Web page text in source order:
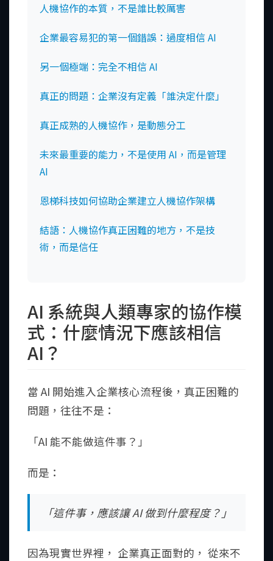
人機協作的本質，不是誰比較厲害
企業最容易犯的第一個錯誤：過度相信 AI
另一個極端：完全不相信 AI
真正的問題：企業沒有定義「誰決定什麼」
真正成熟的人機協作，是動態分工
未來最重要的能力，不是使用 AI，而是管理
AI
恩梯科技如何協助企業建立人機協作架構
結語：人機協作真正困難的地方，不是技
術，而是信任
AI 系統與人類專家的協作模
式：什麼情況下應該相信
AI？
當 AI 開始進入企業核心流程後，真正困難的
問題，往往不是：
「AI 能不能做這件事？」
而是：
「這件事，應該讓 AI 做到什麼程度？」
因為現實世界裡， 企業真正面對的， 從來不